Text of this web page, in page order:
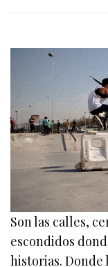
Son las calles,
escondidos
historias. Donde